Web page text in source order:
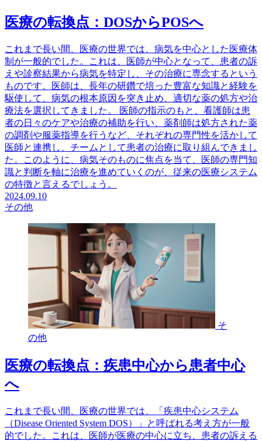
医療の転換点：DOSからPOSへ
これまで長い間、医療の世界では、病気を中心とした医療体
制が一般的でした。これは、医師が中心となって、患者の訴
えや診察結果から病気を特定し、その治療に専念するという
ものです。医師は、長年の研鑽で培った豊富な知識と経験を
駆使して、病気の根本原因を突き止め、適切な薬の処方や治
療法を選択してきました。 医師の指示のもと、看護師は患
者の日々のケアや治療の補助を行い、薬剤師は処方された薬
の調剤や服薬指導を行うなど、それぞれの専門性を活かして
医師と連携し、チームとして患者の治療に取り組んできまし
た。このように、病気そのものに焦点を当て、医師の専門知
識と判断を軸に治療を進めていくのが、従来の医療システム
の特徴と言えるでしょう。
2024.09.10
その他
そ
の他
医療の転換点：疾患中心から患者中心
へ
これまで長い間、医療の世界では、「疾患中心システム
（Disease Oriented System DOS）」と呼ばれる考え方が一般
的でした。これは、医師が医療の中心に立ち、患者の訴える